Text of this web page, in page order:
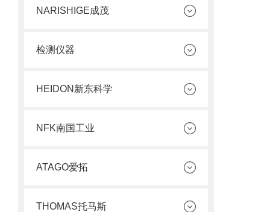
NARISHIGE成茂
检测仪器
HEIDON新东科学
NFK南国工业
ATAGO爱拓
THOMAS托马斯